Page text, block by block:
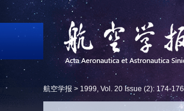
航空学报 > 1999, Vol. 20 Issue (2): 174-176